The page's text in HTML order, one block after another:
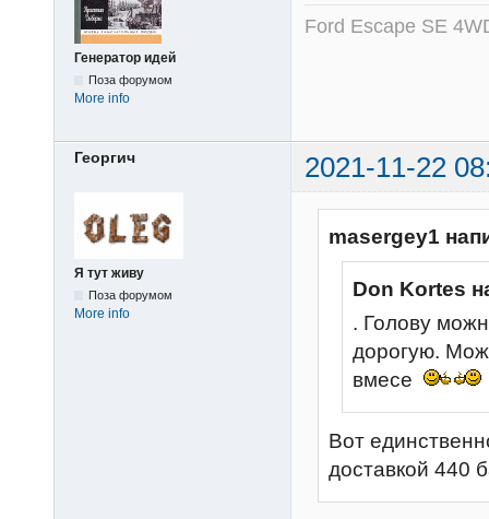
Генератор идей
Поза форумом
More info
Ford Escape SE
Георгич 2021-11-22
Я тут живу
Поза форумом
More info
masergey1
Don Kortes
. Голову
дорогую.
вмесе
Вот
доставкой 440